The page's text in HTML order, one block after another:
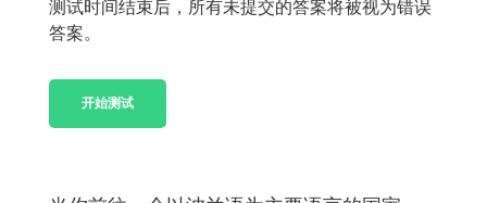
测试时间结束后，所有未提交的答案将被视为错误
答案。
开始测试